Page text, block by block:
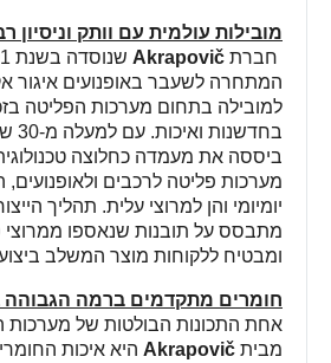
מובילות עולמית עם וותק וניסיון
חברת Akrapovič
המתחרה לשעבר באופנועים איגור
למובילה בתחום מערכות הפליטה
ביססה את מעמדה כחלוצה
מערכות פליטה לרכבים ולאופנועים,
יומיומי והן למרוצי עלית. תהליך
מתבסס על תובנות שנאספו ממרוצי
ומבטיח ללקוחות מוצר המשלב
חומרים מתקדמים ברמה הגבוהה
אחת התכונות הבולטות של מערכות
מבית Akrapovič היא איכות